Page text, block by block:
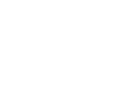
Hit enter